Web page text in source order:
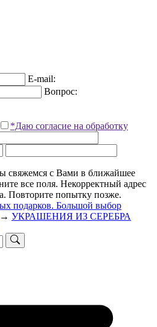
E-mail:
Вопрос:
*Даю согласие на обработку
свяжемся с Вами в ближайшее
все поля. Некорректный адрес
Повторите попытку позже.
подарков. Большой выбор
→ УКРАШЕНИЯ ИЗ СЕРЕБРА